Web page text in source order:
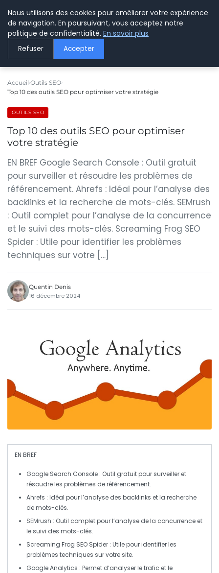
LE WEBMARKETING
Accueil Outils SEO
Top 10 des outils SEO pour optimiser votre stratégie
OUTILS SEO
Top 10 des outils SEO pour optimiser
votre stratégie
EN BREF Google Search Console : Outil gratuit
pour surveiller et résoudre les problèmes de
référencement. Ahrefs : Idéal pour l’analyse des
backlinks et la recherche de mots-clés. SEMrush
: Outil complet pour l’analyse de la concurrence
et le suivi des mots-clés. Screaming Frog SEO
Spider : Utile pour identifier les problèmes
techniques sur votre […]
Quentin Denis
16 décembre 2024
EN BREF
Google Search Console : Outil gratuit pour surveiller et
résoudre les problèmes deréférencement.
Ahrefs : Idéal pour l’analyse des backlinks et la recherche
de mots-clés.
SEMrush : Outil complet pour l’analyse de la concurrence et
le suivi des mots-clés.
Screaming Frog SEO Spider : Utile pour identifier les
problèmes techniques sur votre site.
Google Analytics : Permet d’analyser letrafic et le
Nous utilisons des cookies pour améliorer votre expérience
de navigation. En poursuivant, vous acceptez notre
politique de confidentialité. En savoir plus
Refuser Accepter